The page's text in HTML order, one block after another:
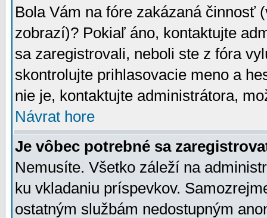
Bola Vám na fóre zakázaná činnosť
zobrazí)? Pokiaľ áno, kontaktujte
sa zaregistrovali, neboli ste z fóra
skontrolujte prihlasovacie meno a
nie je, kontaktujte administrátora,
Návrat hore
Je vôbec potrebné sa
Nemusíte. Všetko záleží na
ku vkladaniu príspevkov.
ostatným službám nedostupným